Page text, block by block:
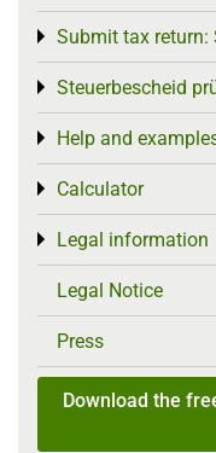
Submit tax return:
Toggle menu
Steuerbescheid
Toggle menu
Help and
Toggle menu
Calculator
Toggle menu
Legal information
Toggle menu
Legal Notice
Press
Download the